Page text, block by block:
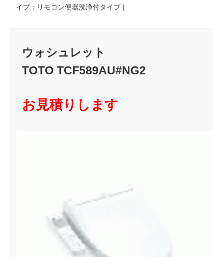
イプ：リモコン便器洗浄付タイプ |
ウォシュレット
TOTO TCF589AU#NG2
お見積りします